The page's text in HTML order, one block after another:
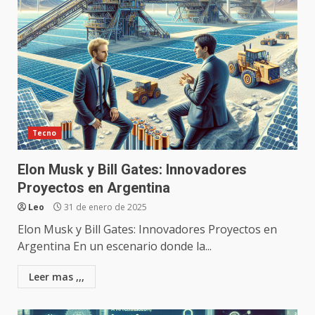
Tecno
Elon Musk y Bill Gates: Innovadores
Proyectos en Argentina
Leo 31 de enero de 2025
Elon Musk y Bill Gates: Innovadores Proyectos en
Argentina En un escenario donde la...
Leer mas ,,,